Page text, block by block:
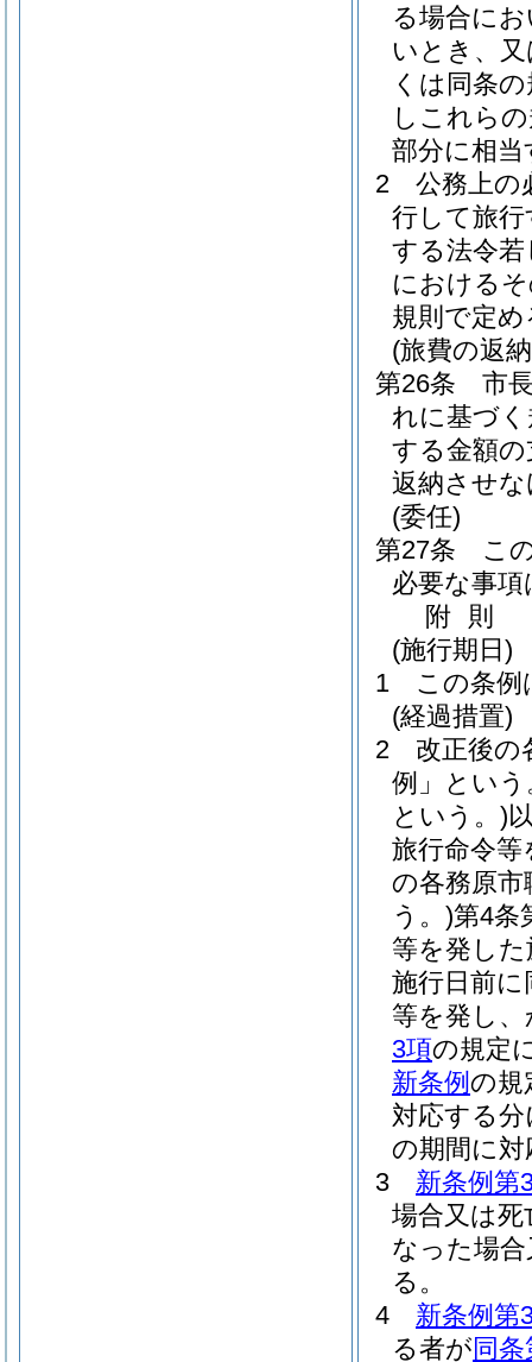
る場合に
いとき、
くは同条
しこれら
部分に相
2
公務上の
行して旅
する法令
における
規則で定め
(旅費の返
第26条
市
れに基づ
する金額
返納させ
(委任)
第27条
こ
必要な事
附 則
(施行期日)
1
この条例
(経過措置)
2
改正後の
例」という
という。)
旅行命令
の各務原
う。)第4条
等を発し
施行日前
等を発し
3項の規定
新条例 の規
対応する
の期間に
3
新条例第
場合又は
なった場
る。
4
新条例第
る者が同